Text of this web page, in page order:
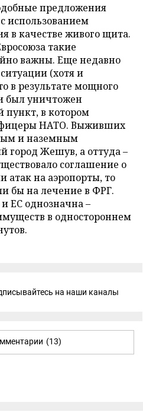
предложения
использованием
в качестве живого щита.
такие
важны. Еще недавно
(хотя и
в результате мощного
был уничтожен
в котором
НАТО. Выживших
и наземным
город Жешув, а оттуда –
соглашение о
на аэропорты, то
бы на лечение в ФРГ.
ЕС однозначна –
в одностороннем
на наши каналы
(13)